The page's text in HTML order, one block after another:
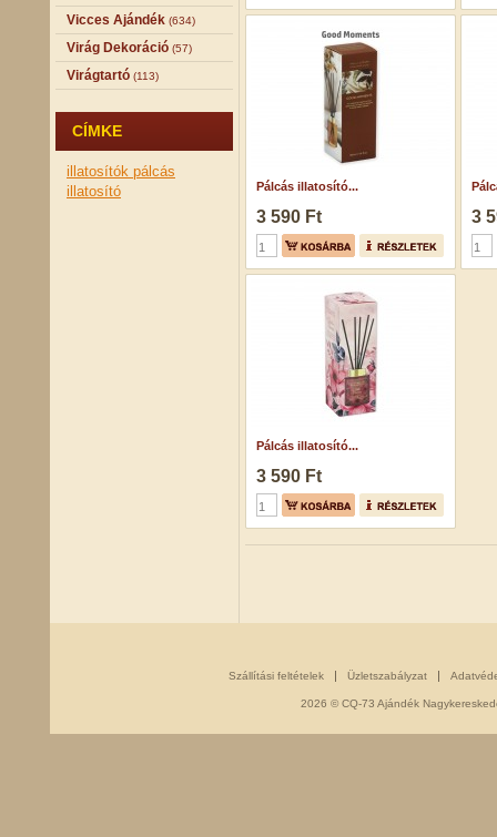
Vicces Ajándék (634)
Virág Dekoráció (57)
Virágtartó (113)
CÍMKE
illatosítók pálcás
illatosító
Pálcás illatosító...
3 590 Ft 3
Pálcás illatosító...
3 590 Ft
Szállítási feltételek Üzletszabályzat
2026 © CQ-73 Ajándék